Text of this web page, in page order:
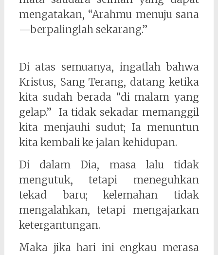
mengatakan, “Arahmu menuju sana
—berpalinglah sekarang.”
Di atas semuanya, ingatlah bahwa
Kristus, Sang Terang, datang ketika
kita sudah berada “di malam yang
gelap.” Ia tidak sekadar memanggil
kita menjauhi sudut; Ia menuntun
kita kembali ke jalan kehidupan.
Di dalam Dia, masa lalu tidak
mengutuk, tetapi meneguhkan
tekad baru; kelemahan tidak
mengalahkan, tetapi mengajarkan
ketergantungan.
Maka jika hari ini engkau merasa